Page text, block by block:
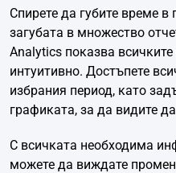
Спирете да губите време
загубата в множество
Analytics показва
интуитивно. Достъпете
избрания период, като
графиката, за да видите
С всичката необходима
можете да виждате